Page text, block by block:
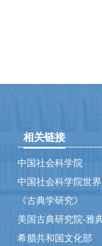
相关链接
中国社会科学院
中国社会科学院世
《古典学研究》
美国古典研究院-雅
希腊共和国文化部